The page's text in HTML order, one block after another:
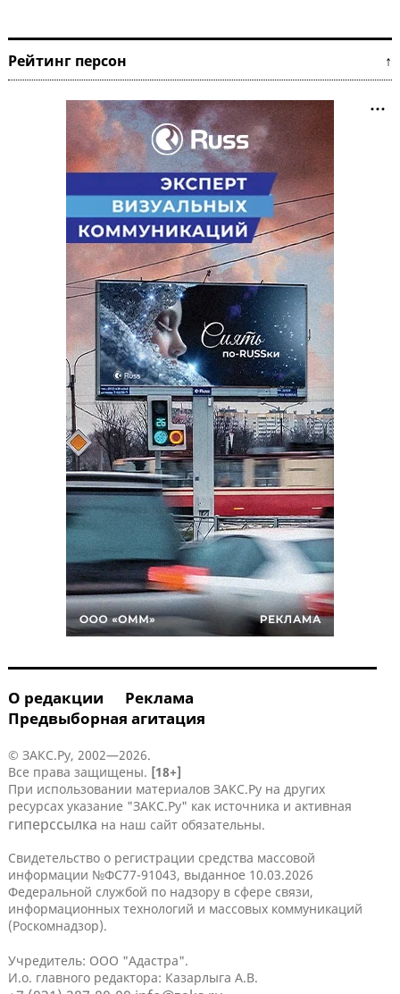
Рейтинг персон ↑
О редакции
Реклама
Предвыборная агитация
© ЗАКС.Ру, 2002—2026.
Все права защищены. [18+]
При использовании материалов ЗАКС.Ру на других
ресурсах указание "ЗАКС.Ру" как источника и активная
гиперссылка на наш сайт обязательны.
Свидетельство о регистрации средства массовой
информации №ФС77-91043, выданное 10.03.2026
Федеральной службой по надзору в сфере связи,
информационных технологий и массовых коммуникаций
(Роскомнадзор).
Учредитель: ООО "Адастра".
И.о. главного редактора: Казарлыга А.В.